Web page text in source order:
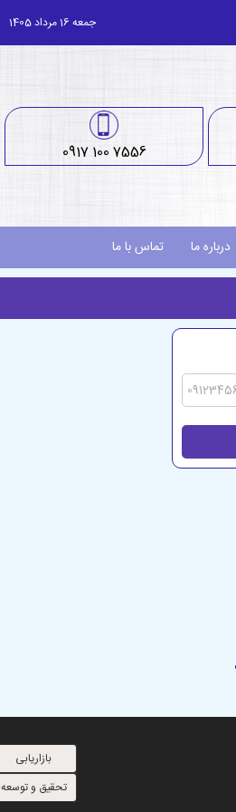
جمعه 16 مرداد 1405
0917 100 7556
درباره ما تماس با ما
بازاریابی
تحقیق و توسعه